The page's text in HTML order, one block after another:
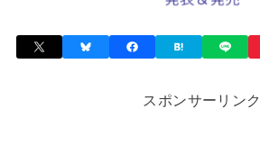
スポンサーリンク